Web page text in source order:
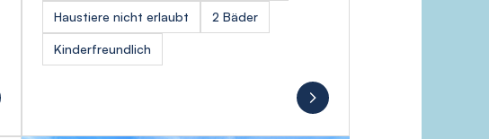
Haustiere nicht erlaubt 2 Bäder
Kinderfreundlich